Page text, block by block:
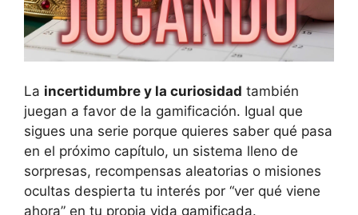
La incertidumbre y la curiosidad también
juegan a favor de la gamificación. Igual que
sigues una serie porque quieres saber qué pasa
en el próximo capítulo, un sistema lleno de
sorpresas, recompensas aleatorias o misiones
ocultas despierta tu interés por “ver qué viene
ahora” en tu propia vida gamificada.